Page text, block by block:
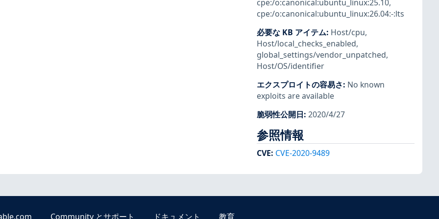
cpe:/o:canonical:ubuntu_linux:25.10,
cpe:/o:canonical:ubuntu_linux:26.04:-:lts
必要な KB アイテム: Host/cpu,
Host/local_checks_enabled,
global_settings/vendor_unpatched,
Host/OS/identifier
エクスプロイトの容易さ: No known
exploits are available
脆弱性公開日: 2020/4/27
参照情報
CVE: CVE-2020-9489
Community とサポート ドキュメント 教育